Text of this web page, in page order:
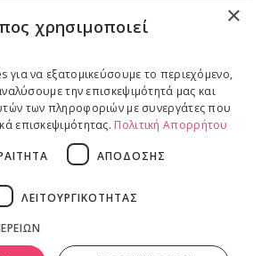
×
χρησιμοποιεί
για να εξατομικεύσουμε το περιεχόμενο,
την επισκεψιμότητά μας και
των πληροφοριών με συνεργάτες που
επισκεψιμότητας. Πολιτική Απορρήτου
ΑΠΟΔΟΣΗΣ
ΛΕΙΤΟΥΡΓΙΚΟΤΗΤΑΣ